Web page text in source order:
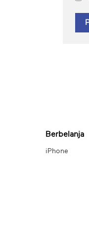
Berbelanja
iPhone